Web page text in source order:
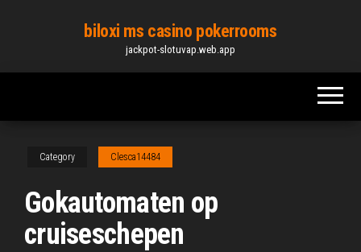
content
biloxi ms casino pokerrooms
jackpot-slotuvap.web.app
Category Clesca14484
Gokautomaten op
cruiseschepen